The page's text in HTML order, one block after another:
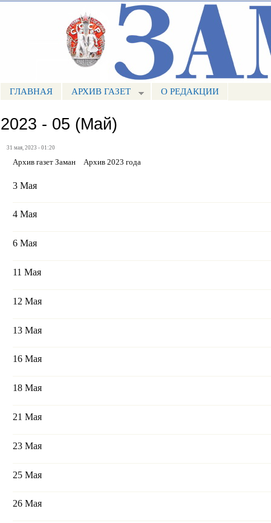
Портал СМИ КБР
МЕНЮ ЗАМАН
ГЛАВНАЯ АРХИВ ГАЗЕТ О РЕДАКЦИИ
2023 - 05 (Май)
31 мая, 2023 - 01:20
Архив газет Заман Архив 2023 года
3 Мая
4 Мая
6 Мая
11 Мая
12 Мая
13 Мая
16 Мая
18 Мая
21 Мая
23 Мая
25 Мая
26 Мая